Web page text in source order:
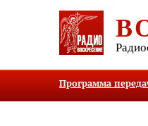
Программа